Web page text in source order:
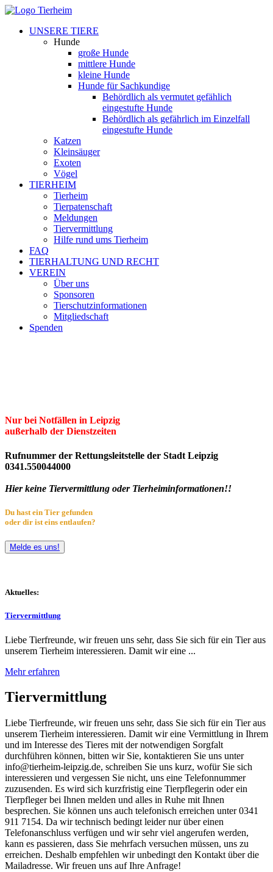
UNSERE TIERE
Hunde
große Hunde
mittlere Hunde
kleine Hunde
Hunde für Sachkundige
Behördlich als vermutet gefählich
eingestufte Hunde
Behördlich als gefährlich im Einzelfall
eingestufte Hunde
Katzen
Kleinsäuger
Exoten
Vögel
TIERHEIM
Tierheim
Tierpatenschaft
Meldungen
Tiervermittlung
Hilfe rund ums Tierheim
FAQ
TIERHALTUNG UND RECHT
VEREIN
Über uns
Sponsoren
Tierschutzinformationen
Mitgliedschaft
Spenden
Nur bei Notfällen in Leipzig
außerhalb der Dienstzeiten
Rufnummer der Rettungsleitstelle der Stadt Leipzig
0341.550044000
Hier keine Tiervermittlung oder Tierheiminformationen!!
Du hast ein Tier gefunden
oder dir ist eins entlaufen?
Melde es uns!
Aktuelles:
Tiervermittlung
Liebe Tierfreunde, wir freuen uns sehr, dass Sie sich für ein Tier aus
unserem Tierheim interessieren. Damit wir eine ...
Mehr erfahren
Tiervermittlung
Liebe Tierfreunde, wir freuen uns sehr, dass Sie sich für ein Tier aus
unserem Tierheim interessieren. Damit wir eine Vermittlung in Ihrem
und im Interesse des Tieres mit der notwendigen Sorgfalt
durchführen können, bitten wir Sie, kontaktieren Sie uns unter
info@tierheim-leipzig.de, schreiben Sie uns kurz, wofür Sie sich
interessieren und vergessen Sie nicht, uns eine Telefonnummer
zuzusenden. Es wird sich kurzfristig eine Tierpflegerin oder ein
Tierpfleger bei Ihnen melden und alles in Ruhe mit Ihnen
besprechen. Sie können uns auch telefonisch erreichen unter 0341
911 7154. Da wir technisch bedingt leider nur über einen
Telefonanschluss verfügen und wir sehr viel angerufen werden,
kann es passieren, dass Sie mehrfach versuchen müssen, uns zu
erreichen. Deshalb empfehlen wir unbedingt den Kontakt über die
Mailadresse. Wir freuen uns auf Ihre Anfrage!